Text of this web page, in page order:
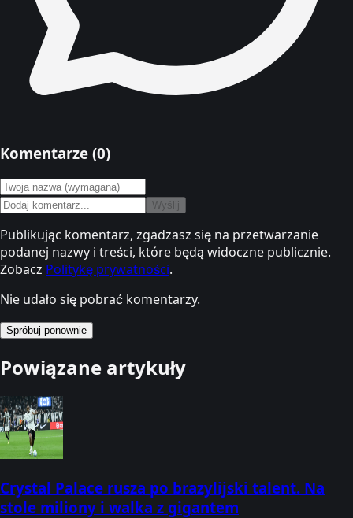
Komentarze (0)
Wyślij
Publikując komentarz, zgadzasz się na przetwarzanie
podanej nazwy i treści, które będą widoczne publicznie.
Zobacz Politykę prywatności.
Nie udało się pobrać komentarzy.
Spróbuj ponownie
Powiązane artykuły
Crystal Palace rusza po brazylijski talent. Na
stole miliony i walka z gigantem